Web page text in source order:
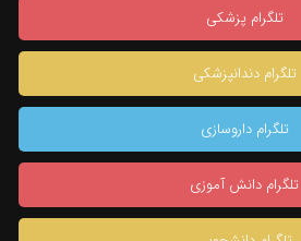
تلگرام پزشکی
تلگرام دندانپزشکی
تلگرام داروسازی
تلگرام دانش آموزی